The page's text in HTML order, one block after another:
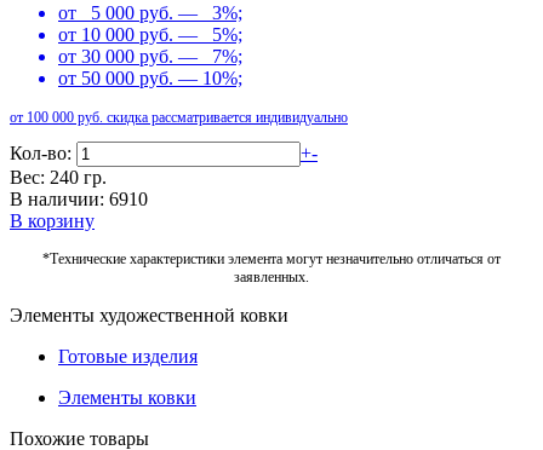
от 5 000 руб. — 3%;
от 10 000 руб. — 5%;
от 30 000 руб. — 7%;
от 50 000 руб. — 10%;
от 100 000 руб. скидка рассматривается индивидуально
Кол-во: +-
Вес: 240 гр.
В наличии: 6910
В корзину
*Технические характеристики элемента могут незначительно отличаться от
заявленных.
Элементы художественной ковки
Готовые изделия
Элементы ковки
Похожие товары